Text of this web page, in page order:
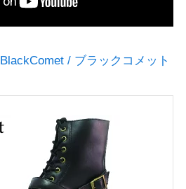
BlackComet / ブラックコメット